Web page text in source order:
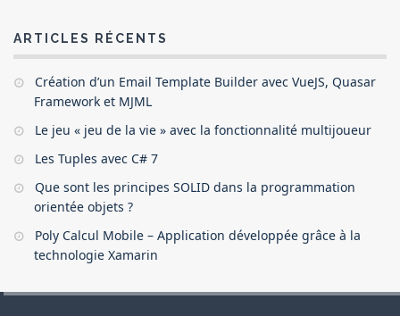
ARTICLES RÉCENTS
Création d’un Email Template Builder avec VueJS, Quasar
Framework et MJML
Le jeu « jeu de la vie » avec la fonctionnalité multijoueur
Les Tuples avec C# 7
Que sont les principes SOLID dans la programmation
orientée objets ?
Poly Calcul Mobile – Application développée grâce à la
technologie Xamarin